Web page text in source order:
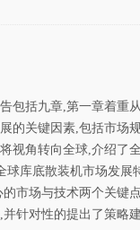
包括九章,第一章着重
的关键因素,包括市场
视角转向全球,介绍了
球库底散装机市场发展
市场与技术两个关键
针对性的提出了策略建